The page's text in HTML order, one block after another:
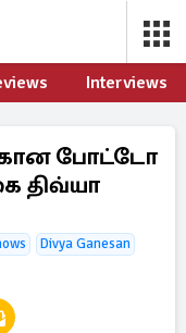
Interviews
போட்டோ
திவ்யா
Divya Ganesan